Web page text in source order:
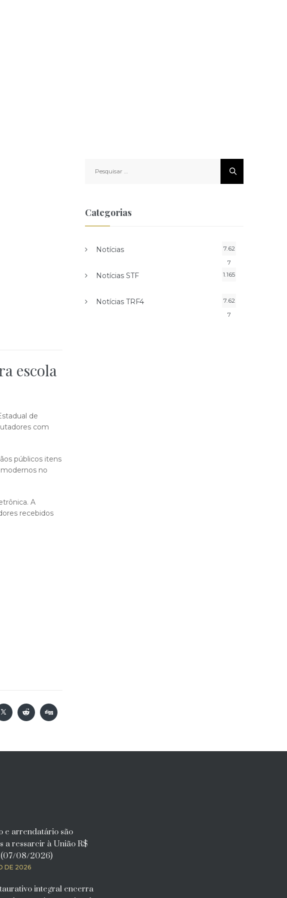
escola
de
com
públicos itens
no
A
recebidos
por:
Categorias
Notícias
7.62
7
Notícias STF 1.165
Notícias TRF4
7.62
7
e arrendatário são
a ressarcir à União R$
(07/08/2026)
DE 2026
integral encerra